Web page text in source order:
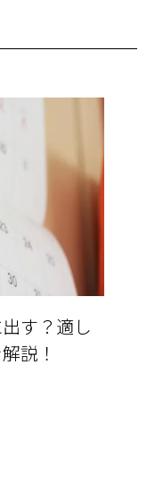
す？適し
説！